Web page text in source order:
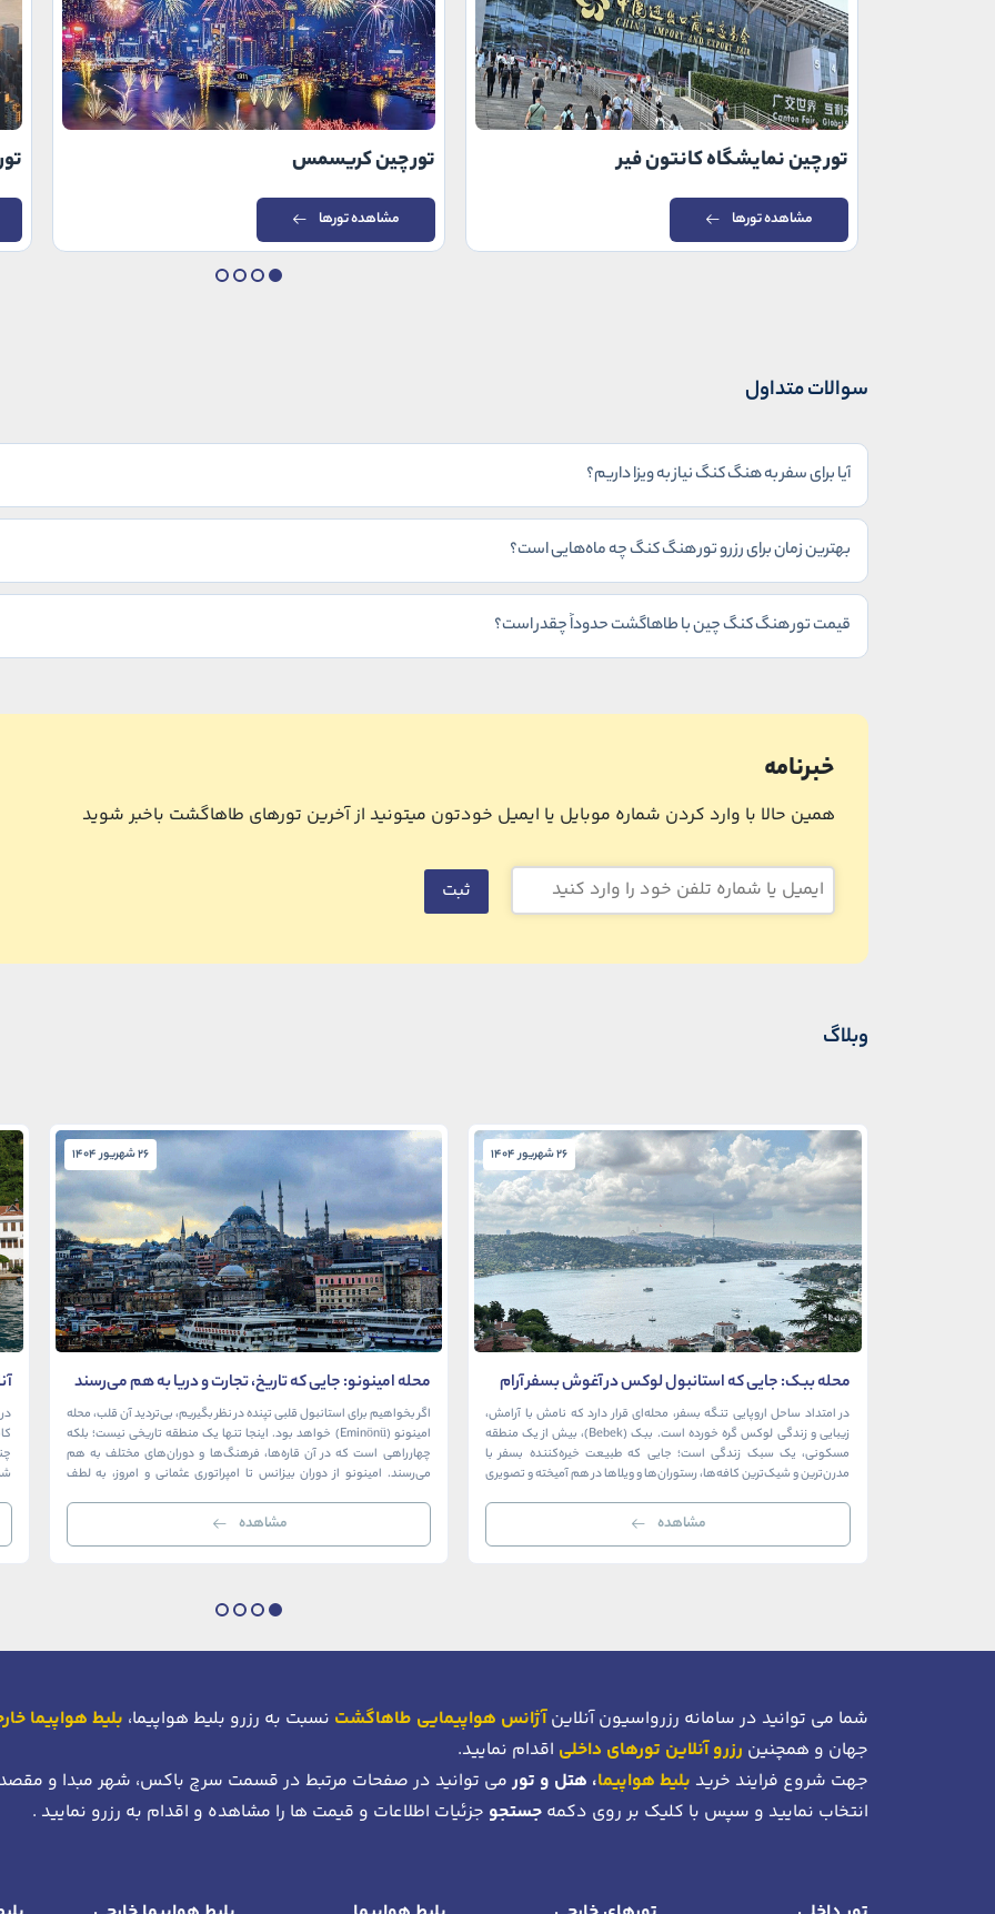
تور چین نمایشگاه کانتون فیر
مشاهده تورها
تور چین کریسمس
مشاهده تورها
سوالات متداول
آیا برای سفر به هنگ کنگ نیاز به ویزا داریم؟
بهترین زمان برای رزرو تور هنگ کنگ چه ماه‌هایی است؟
قیمت تور هنگ کنگ چین با طاهاگشت حدوداً چقدر است؟
خبرنامه
همین حالا با وارد کردن شماره موبایل یا ایمیل خودتون میتونید از آخرین تورهای طاهاگشت باخبر شوید
ثبت
وبلاگ
26 شهریور 1404
محله ببک: جایی که استانبول لوکس در آغوش بسفر آرام
می‌گیرد
در امتداد ساحل اروپایی تنگه بسفر، محله‌ای قرار دارد که نامش با آرامش،
زیبایی و زندگی لوکس گره خورده است. ببک (Bebek)، بیش از یک منطقه
مسکونی، یک سبک زندگی است؛ جایی که طبیعت خیره‌کننده بسفر با
مدرن‌ترین و شیک‌ترین کافه‌ها، رستوران‌ها و ویلاها در هم آمیخته و تصویری
مشاهده
26 شهریور 1404
محله امینونو: جایی که تاریخ، تجارت و دریا به هم می‌رسند
اگر بخواهیم برای استانبول قلبی تپنده در نظر بگیریم، بی‌تردید آن قلب، محله
امینونو (Eminönü) خواهد بود. اینجا تنها یک منطقه تاریخی نیست؛ بلکه
چهارراهی است که در آن قاره‌ها، فرهنگ‌ها و دوران‌های مختلف به هم
می‌رسند. امینونو از دوران بیزانس تا امپراتوری عثمانی و امروز، به لطف
مشاهده
شما می توانید در سامانه رزرواسیون آنلاینآژانس هواپیمایی طاهاگشت نسبت به رزرو بلیط هواپیما، بلیط هواپیما
جهان و همچنین رزرو آنلاین تورهای داخلی اقدام نمایید.
جهت شروع فرایند خرید بلیط هواپیما، هتل و تورمی توانید در صفحات مرتبط در قسمت سرچ باکس، شهر مبدا و
انتخاب نمایید و سپس با کلیک بر روی دکمه جستجو جزئیات اطلاعات و قیمت ها را مشاهده و اقدام به رزرو نمایید .